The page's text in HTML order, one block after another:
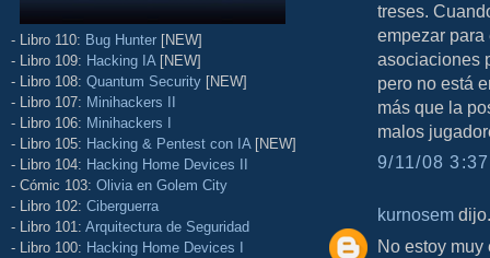
- Libro 110: Bug Hunter [NEW]
- Libro 109: Hacking IA [NEW]
- Libro 108: Quantum Security [NEW]
- Libro 107: Minihackers II
- Libro 106: Minihackers I
- Libro 105: Hacking & Pentest con IA [NEW]
- Libro 104: Hacking Home Devices II
- Cómic 103: Olivia en Golem City
- Libro 102: Ciberguerra
- Libro 101: Arquitectura de Seguridad
- Libro 100: Hacking Home Devices I
treses.
empezar para
asociaciones
pero no está
más que la
malos
9/11/08
kurnosem
No estoy